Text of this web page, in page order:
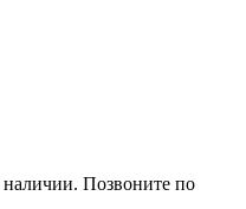
наличии. Позвоните по